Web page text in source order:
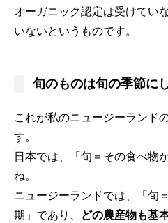
オーガニック認定は受けてい
いないというものです。
旬のものは旬の季節に
これが私のニュージーランド
す。
日本では、「旬＝その食べ物
ね。
ニュージーランドでは、「旬
期」であり、 どの農産物も基